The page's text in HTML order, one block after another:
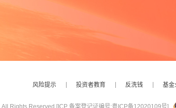
风险提示 投资者教育 反洗钱 基金
Rights Reserved. [ICP 备案登记证编号:粤ICP备12020109号]